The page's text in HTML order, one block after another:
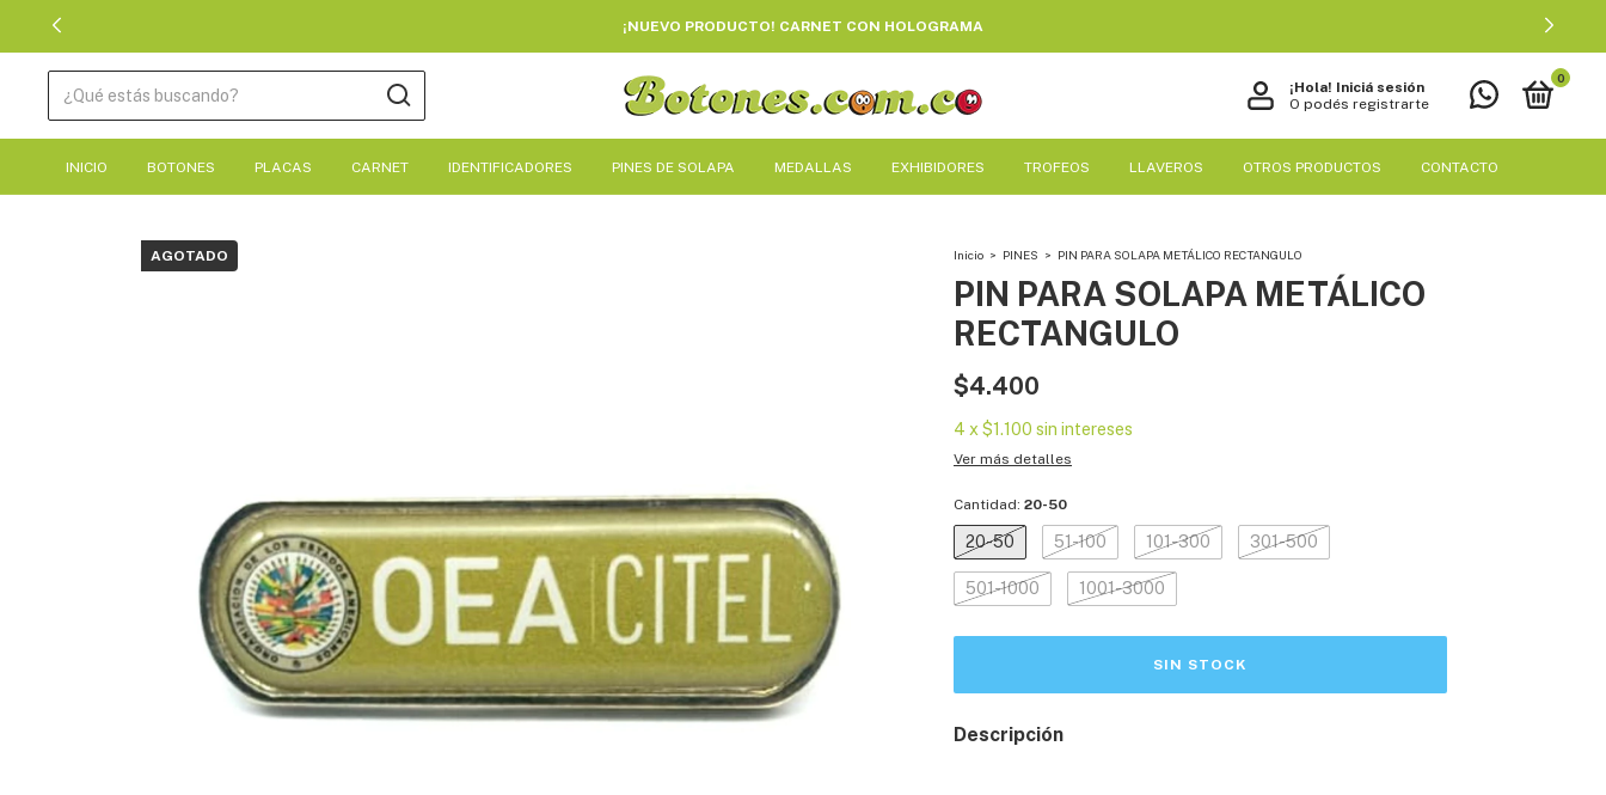
¡NUEVO PRODUCTO! CARNET CON HOLOGRAMA
¡Hola! Iniciá sesión
O podés registrarte
0
INICIO BOTONES PLACAS CARNET IDENTIFICADORES PINES DE SOLAPA MEDALLAS EXHIBIDORES TROFEOS LLAVEROS OTROS PRODUCTOS CONTACTO
AGOTADO Inicio > PINES > PIN PARA SOLAPA METÁLICO RECTANGULO
PIN PARA SOLAPA METÁLICO
RECTANGULO
$4.400
4 x $1.100 sin intereses
Ver más detalles
Cantidad: 20-50
20-50 51-100 101-300 301-500
501-1000 1001-3000
Descripción